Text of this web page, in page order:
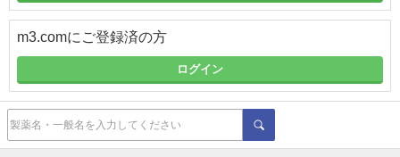
m3.comにご登録済の方
ログイン